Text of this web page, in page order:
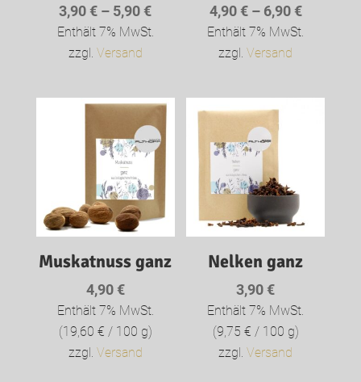
3,90€ – 5,90€Preisspanne:
3,90 €
Enthält 7% MwSt.
zzgl. Versand
4,90€ – 6,90€
4,90 €
Enthält 7% MwSt.
zzgl.Versand
Muskatnuss ganz
4,90€
Enthält 7% MwSt.
(19,60 € / 100 g)
zzgl. Versand
Nelken ganz
3,90€
Enthält 7% MwSt.
(9,75 € / 100 g)
zzgl.Versand